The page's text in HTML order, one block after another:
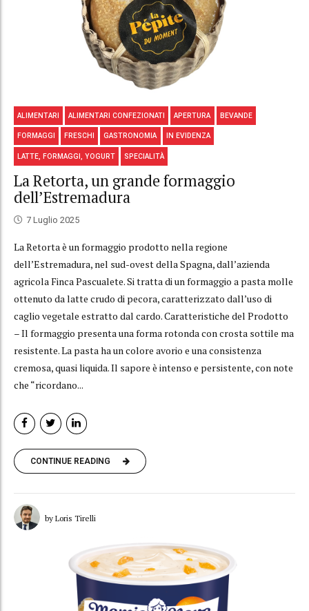
ALIMENTARI ALIMENTARI CONFEZIONATI APERTURA BEVANDE
FORMAGGI FRESCHI GASTRONOMIA IN EVIDENZA
LATTE, FORMAGGI, YOGURT SPECIALITÀ
La Retorta, un grande formaggio
dell’Estremadura
7 Luglio 2025
La Retorta è un formaggio prodotto nella regione
dell’Estremadura, nel sud-ovest della Spagna, dall’azienda
agricola Finca Pascualete. Si tratta di un formaggio a pasta molle
ottenuto da latte crudo di pecora, caratterizzato dall’uso di
caglio vegetale estratto dal cardo. Caratteristiche del Prodotto
– Il formaggio presenta una forma rotonda con crosta sottile ma
resistente. La pasta ha un colore avorio e una consistenza
cremosa, quasi liquida. Il sapore è intenso e persistente, con note
che “ricordano...
CONTINUE READING
by Loris Tirelli